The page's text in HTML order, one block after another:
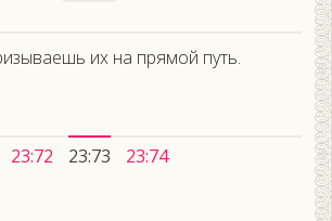
их на прямой путь.
23:72 23:73 23:74